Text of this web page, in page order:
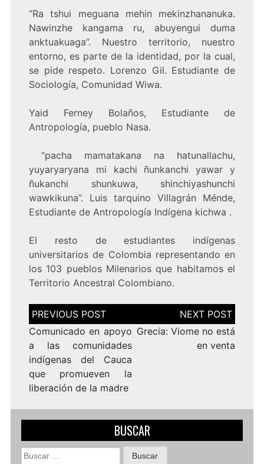
“Ra tshui meguana mehin mekinzhananuka.
Nawinzhe kangama ru, abuyengui duma
anktuakuaga”. Nuestro territorio, nuestro
entorno, es parte de la identidad, por la cual,
se pide respeto. Lorenzo Gil. Estudiante de
Sociología, Comunidad Wiwa.
Yaid Ferney Bolaños, Estudiante de
Antropología, pueblo Nasa.
“pacha mamatakana na hatunallachu,
yuyaryaryana mi kachi ñunkanchi yawar y
ñukanchi shunkuwa, shinchiyashunchi
wawkikuna”. Luis tarquino Villagrán Ménde,
Estudiante de Antropología Indígena kichwa .
El resto de estudiantes indígenas
universitarios de Colombia representando en
los 103 pueblos Milenarios que habitamos el
Territorio Ancestral Colombiano.
Navegación
de
entradas
Comunicado en apoyo
a las comunidades
indígenas del Cauca
que promueven la
liberación de la madre
Grecia: Viome no está
en venta
BUSCAR
Buscar: